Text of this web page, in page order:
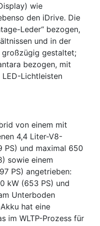
wie
den iDrive. Die
Leder“ bezogen,
und in der
gestaltet;
bezogen, mit
Lichtleisten
von einem mit
4,4 Liter-V8-
und maximal 650
sowie einem
PS) angetrieben:
kW (653 PS) und
Unterboden
hat eine
im WLTP-Prozess für